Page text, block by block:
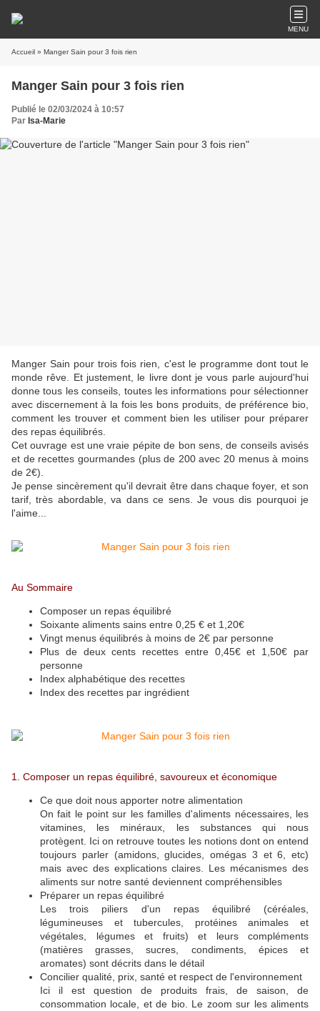
MENU
Accueil » Manger Sain pour 3 fois rien
Manger Sain pour 3 fois rien
Publié le 02/03/2024 à 10:57
Par Isa-Marie
Manger Sain pour trois fois rien, c'est le programme dont tout le
monde rêve. Et justement, le livre dont je vous parle aujourd'hui
donne tous les conseils, toutes les informations pour sélectionner
avec discernement à la fois les bons produits, de préférence bio,
comment les trouver et comment bien les utiliser pour préparer
des repas équilibrés.
Cet ouvrage est une vraie pépite de bon sens, de conseils avisés
et de recettes gourmandes (plus de 200 avec 20 menus à moins
de 2€).
Je pense sincèrement qu'il devrait être dans chaque foyer, et son
tarif, très abordable, va dans ce sens. Je vous dis pourquoi je
l'aime...
Au Sommaire
Composer un repas équilibré
Soixante aliments sains entre 0,25 € et 1,20€
Vingt menus équilibrés à moins de 2€ par personne
Plus de deux cents recettes entre 0,45€ et 1,50€ par
personne
Index alphabétique des recettes
Index des recettes par ingrédient
1. Composer un repas équilibré, savoureux et économique
Ce que doit nous apporter notre alimentation
On fait le point sur les familles d'aliments nécessaires, les
vitamines, les minéraux, les substances qui nous
protègent. Ici on retrouve toutes les notions dont on entend
toujours parler (amidons, glucides, omégas 3 et 6, etc)
mais avec des explications claires. Les mécanismes des
aliments sur notre santé deviennent compréhensibles
Préparer un repas équilibré
Les trois piliers d'un repas équilibré (céréales,
légumineuses et tubercules, protéines animales et
végétales, légumes et fruits) et leurs compléments
(matières grasses, sucres, condiments, épices et
aromates) sont décrits dans le détail
Concilier qualité, prix, santé et respect de l'environnement
Ici il est question de produits frais, de saison, de
consommation locale, et de bio. Le zoom sur les aliments